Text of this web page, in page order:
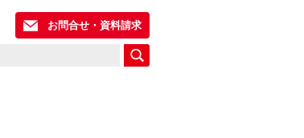
お問合せ・資料請求